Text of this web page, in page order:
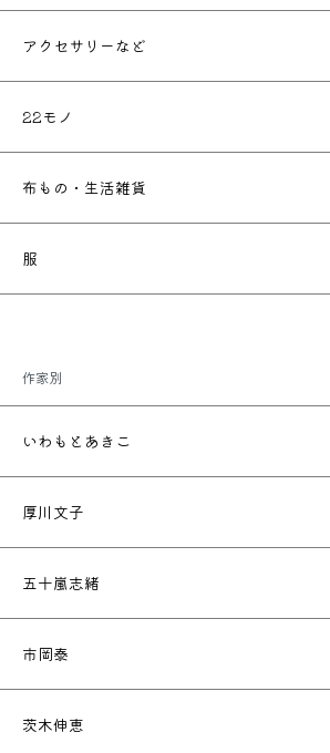
アクセサリーなど
22モノ
布もの・生活雑貨
服
作家別
いわもとあきこ
厚川文子
五十嵐志緒
市岡泰
茨木伸恵